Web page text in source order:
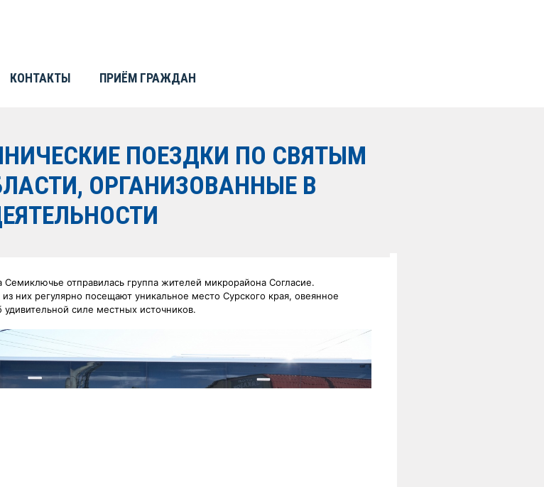
КОНТАКТЫ ПРИЁМ ГРАЖДАН
ПОЕЗДКИ ПО СВЯТЫМ
ОРГАНИЗОВАННЫЕ В
Семиключье отправилась группа жителей микрорайона Согласие.
них регулярно посещают уникальное место Сурского края, овеянное
удивительной силе местных источников.